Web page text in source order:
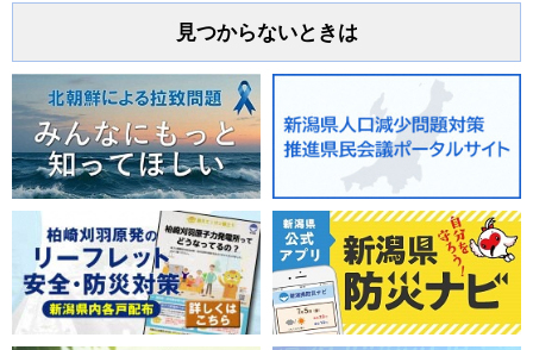
見つからないときは